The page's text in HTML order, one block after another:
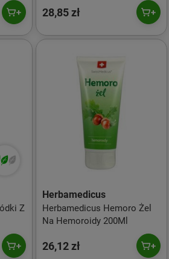
28,85 zł
Z
Herbamedicus
Herbamedicus Hemoro Żel
Na Hemoroidy 200Ml
26,12 zł